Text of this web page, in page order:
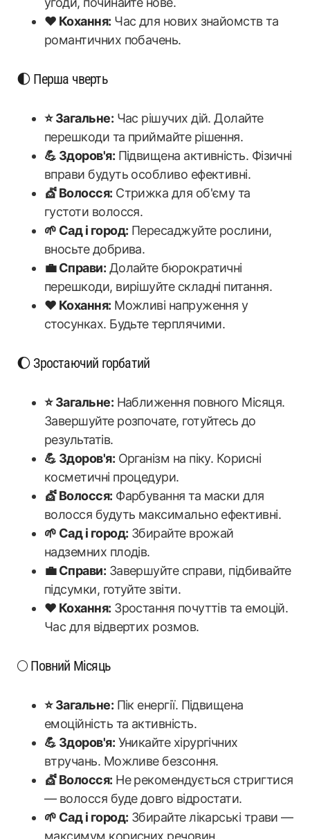
❤️ Кохання: Час для нових знайомств та
романтичних побачень.
🌓 Перша чверть
⭐ Загальне: Час рішучих дій. Долайте
перешкоди та приймайте рішення.
💪 Здоров'я: Підвищена активність. Фізичні
вправи будуть особливо ефективні.
💇 Волосся: Стрижка для об'єму та
густоти волосся.
🌱 Сад і город: Пересаджуйте рослини,
вносьте добрива.
💼 Справи: Долайте бюрократичні
перешкоди, вирішуйте складні питання.
❤️ Кохання: Можливі напруження у
стосунках. Будьте терплячими.
🌔 Зростаючий горбатий
⭐ Загальне: Наближення повного Місяця.
Завершуйте розпочате, готуйтесь до
результатів.
💪 Здоров'я: Організм на піку. Корисні
косметичні процедури.
💇 Волосся: Фарбування та маски для
волосся будуть максимально ефективні.
🌱 Сад і город: Збирайте врожай
надземних плодів.
💼 Справи: Завершуйте справи, підбивайте
підсумки, готуйте звіти.
❤️ Кохання: Зростання почуттів та емоцій.
Час для відвертих розмов.
🌕 Повний Місяць
⭐ Загальне: Пік енергії. Підвищена
емоційність та активність.
💪 Здоров'я: Уникайте хірургічних
втручань. Можливе безсоння.
💇 Волосся: Не рекомендується стригтися
— волосся буде довго відростати.
🌱 Сад і город: Збирайте лікарські трави —
максимум корисних речовин.